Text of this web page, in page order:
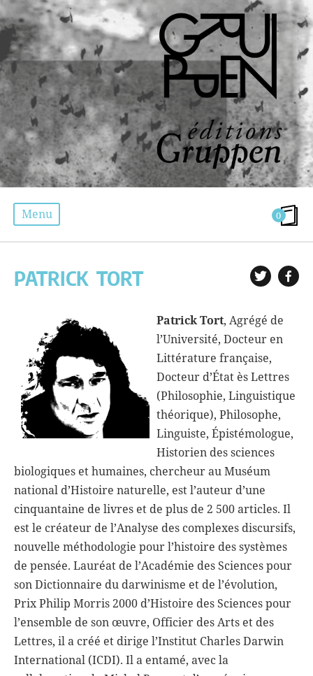
Menu 0
PATRICK TORT
Patrick Tort, Agrégé de
l’Université, Docteur en
Littérature française,
Docteur d’État ès Lettres
(Philosophie, Linguistique
théorique), Philosophe,
Linguiste, Épistémologue,
Historien des sciences
biologiques et humaines, chercheur au Muséum
national d’Histoire naturelle, est l’auteur d’une
cinquantaine de livres et de plus de 2 500 articles. Il
est le créateur de l’Analyse des complexes discursifs,
nouvelle méthodologie pour l’histoire des systèmes
de pensée. Lauréat de l’Académie des Sciences pour
son Dictionnaire du darwinisme et de l’évolution,
Prix Philip Morris 2000 d’Histoire des Sciences pour
l’ensemble de son œuvre, Officier des Arts et des
Lettres, il a créé et dirige l’Institut Charles Darwin
International (ICDI). Il a entamé, avec la